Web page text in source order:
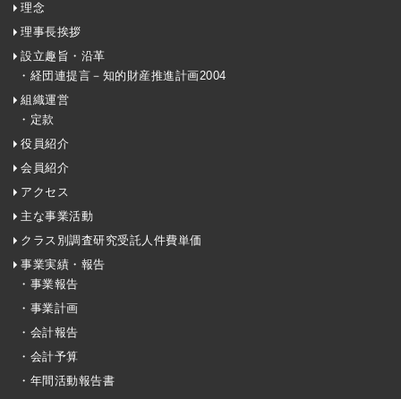
理念
理事長挨拶
設立趣旨・沿革
・経団連提言－知的財産推進計画2004
組織運営
・定款
役員紹介
会員紹介
アクセス
主な事業活動
クラス別調査研究受託人件費単価
事業実績・報告
・事業報告
・事業計画
・会計報告
・会計予算
・年間活動報告書